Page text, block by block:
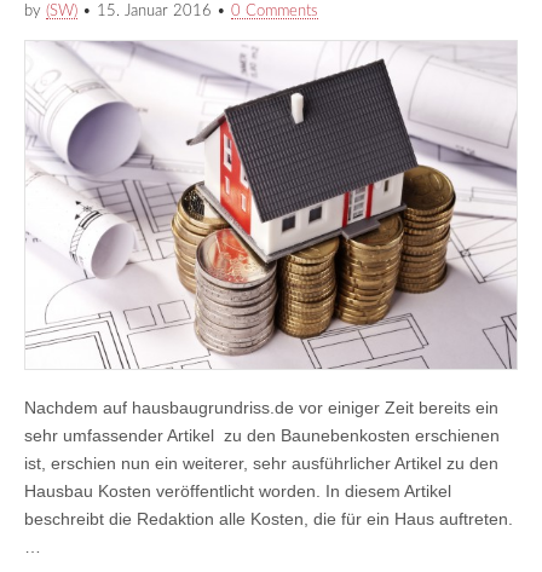
by (SW) • 15. Januar 2016 • 0 Comments
Nachdem auf hausbaugrundriss.de vor einiger Zeit bereits ein
sehr umfassender Artikel zu den Baunebenkosten erschienen
ist, erschien nun ein weiterer, sehr ausführlicher Artikel zu den
Hausbau Kosten veröffentlicht worden. In diesem Artikel
beschreibt die Redaktion alle Kosten, die für ein Haus auftreten.